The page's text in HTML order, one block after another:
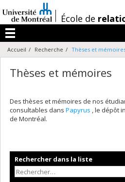
au
contenu
/École de
Menu
Accueil Recherche Thèses et
Thèses et mémoires
Des thèses et mémoires de nos
consultables dans Papyrus , le dépôt
de Montréal.
Rechercher dans la liste